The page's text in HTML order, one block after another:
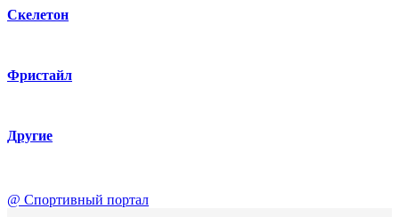
Скелетон
Фристайл
Другие
@ Спортивный портал